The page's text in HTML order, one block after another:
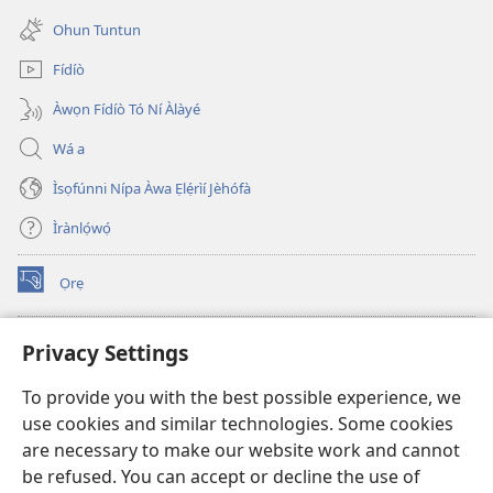
Privacy Settings
To provide you with the best possible experience, we
use cookies and similar technologies. Some cookies
are necessary to make our website work and cannot
be refused. You can accept or decline the use of
new
window)
Ohun Tuntun
Fídíò
Àwọn Fídíò Tó Ní Àlàyé
Wá a
Ìsọfúnni Nípa Àwa Ẹlẹ́rìí Jèhófà
Ìrànlọ́wọ́
Ọrẹ
(opens
new
ÀKÁ ÌWÉ ORÍ ÍŃTÁNẸ́Ẹ̀TÌ TI Watchtower™
(opens
window)JW Hub
(opens
new
window)JW Library
®